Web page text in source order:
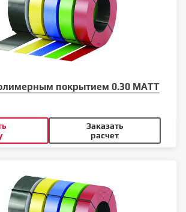
покрытием 0.30 MATT
Заказать
расчет